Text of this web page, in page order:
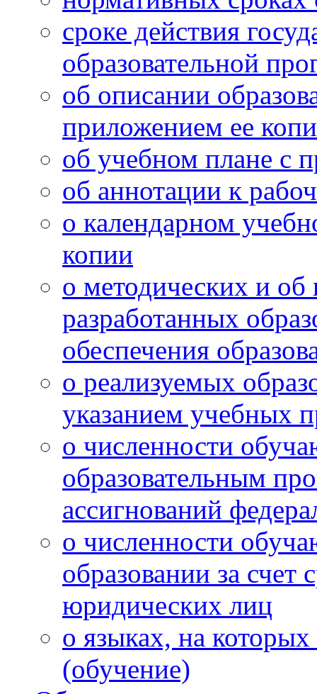
сроке действия
образовательной
об описании
приложением ее
об учебном плане с
об аннотации к
о календарном
копии
о методических и
разработанных
обеспечения
о реализуемых
указанием учебных
о численности
образовательным
ассигнований
о численности
образовании за счет
юридических лиц
о языках, на которых
(обучение)